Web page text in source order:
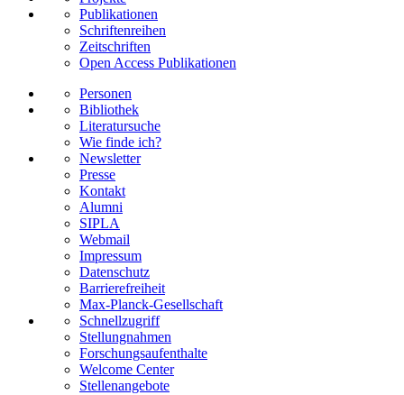
Publikationen
Schriftenreihen
Zeitschriften
Open Access Publikationen
Personen
Bibliothek
Literatursuche
Wie finde ich?
Newsletter
Presse
Kontakt
Alumni
SIPLA
Webmail
Impressum
Datenschutz
Barrierefreiheit
Max-Planck-Gesellschaft
Schnellzugriff
Stellungnahmen
Forschungsaufenthalte
Welcome Center
Stellenangebote